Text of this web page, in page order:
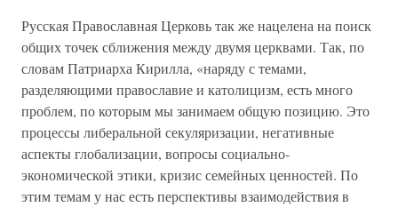
Русская Православная Церковь так же нацелена на поиск
общих точек сближения между двумя церквами. Так, по
словам Патриарха Кирилла, «наряду с темами,
разделяющими православие и католицизм, есть много
проблем, по которым мы занимаем общую позицию. Это
процессы либеральной секуляризации, негативные
аспекты глобализации, вопросы социально-
экономической этики, кризис семейных ценностей. По
этим темам у нас есть перспективы взаимодействия в